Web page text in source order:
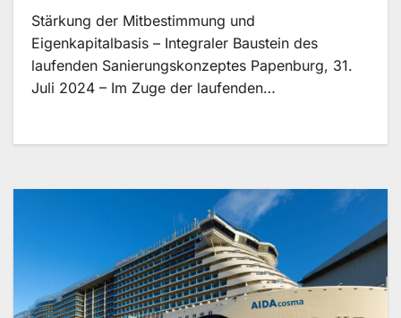
Stärkung der Mitbestimmung und
Eigenkapitalbasis – Integraler Baustein des
laufenden Sanierungskonzeptes Papenburg, 31.
Juli 2024 – Im Zuge der laufenden…